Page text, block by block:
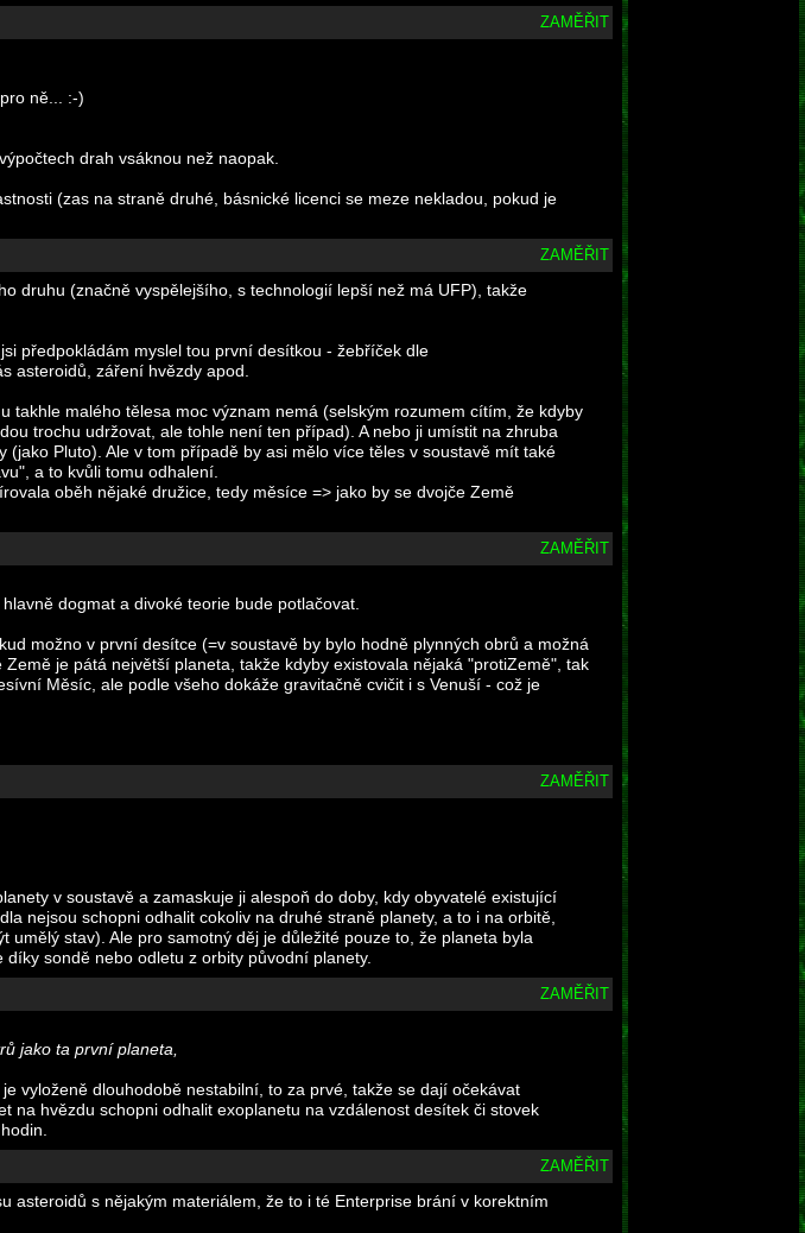
ZAMĚŘIT
ně... :-)
drah vsáknou než naopak.
(zas na straně druhé, básnické licenci se meze nekladou, pokud je
ZAMĚŘIT
druhu (značně vyspělejšího, s technologií lepší než má UFP), takže
předpokládám myslel tou první desítkou - žebříček dle
asteroidů, záření hvězdy apod.
malého tělesa moc význam nemá (selským rozumem cítím, že kdyby
trochu udržovat, ale tohle není ten případ). A nebo ji umístit na zhruba
Pluto). Ale v tom případě by asi mělo více těles v soustavě mít také
a to kvůli tomu odhalení.
oběh nějaké družice, tedy měsíce => jako by se dvojče Země
ZAMĚŘIT
dogmat a divoké teorie bude potlačovat.
možno v první desítce (=v soustavě by bylo hodně plynných obrů a možná
je pátá největší planeta, takže kdyby existovala nějaká "protiZemě", tak
Měsíc, ale podle všeho dokáže gravitačně cvičit i s Venuší - což je
ZAMĚŘIT
v soustavě a zamaskuje ji alespoň do doby, kdy obyvatelé existující
nejsou schopni odhalit cokoliv na druhé straně planety, a to i na orbitě,
stav). Ale pro samotný děj je důležité pouze to, že planeta byla
sondě nebo odletu z orbity původní planety.
ZAMĚŘIT
jako ta první planeta,
vyloženě dlouhodobě nestabilní, to za prvé, takže se dají očekávat
hvězdu schopni odhalit exoplanetu na vzdálenost desítek či stovek
ZAMĚŘIT
asteroidů s nějakým materiálem, že to i té Enterprise brání v korektním